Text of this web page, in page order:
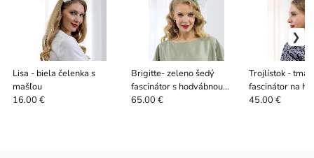
Lisa - biela čelenka s
mašľou
16.00 €
Brigitte- zeleno šedý
fascinátor s hodvábnou
ružou
65.00 €
Trojlístok -
fascinátor na
perím
45.00 €